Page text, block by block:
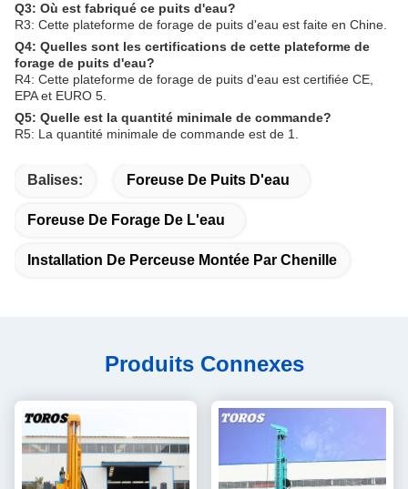
Q3: Où est fabriqué ce puits d'eau?
R3: Cette plateforme de forage de puits d'eau est faite en Chine.
Q4: Quelles sont les certifications de cette plateforme de
forage de puits d'eau?
R4: Cette plateforme de forage de puits d'eau est certifiée CE,
EPA et EURO 5.
Q5: Quelle est la quantité minimale de commande?
R5: La quantité minimale de commande est de 1.
Balises: Foreuse De Puits D'eau
Foreuse De Forage De L'eau
Installation De Perceuse Montée Par Chenille
Produits Connexes